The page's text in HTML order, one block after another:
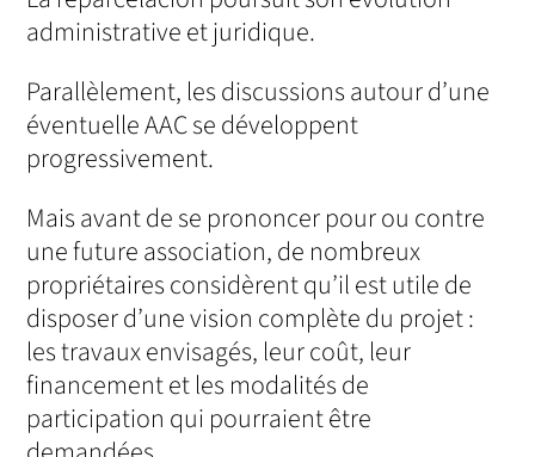
administrative et juridique.
Parallèlement, les discussions autour d’une
éventuelle AAC se développent
progressivement.
Mais avant de se prononcer pour ou contre
une future association, de nombreux
propriétaires considèrent qu’il est utile de
disposer d’une vision complète du projet :
les travaux envisagés, leur coût, leur
financement et les modalités de
participation qui pourraient être